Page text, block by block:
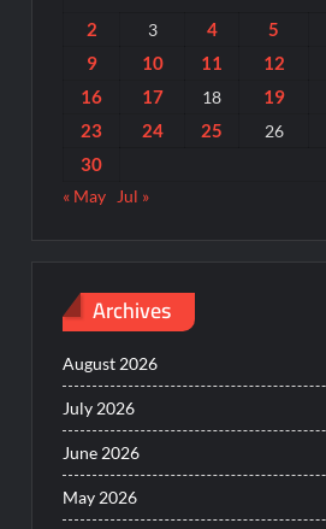
2
3 4 5
9
10 11 12
16
17 18 19
23
24 25 26
30
« May Jul »
Archives
August 2026
July 2026
June 2026
May 2026